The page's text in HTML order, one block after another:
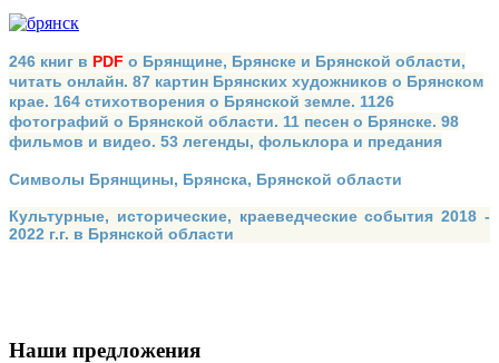
246 книг в PDF о Брянщине, Брянске и Брянской области,
читать онлайн. 87 картин Брянских художников о Брянском
крае. 164 стихотворения о Брянской земле. 1126
фотографий о Брянской области. 11 песен о Брянске. 98
фильмов и видео. 53 легенды, фольклора и предания
Символы Брянщины, Брянска, Брянской области
Культурные, исторические, краеведческие события 2018 -
2022 г.г. в Брянской области
Наши предложения